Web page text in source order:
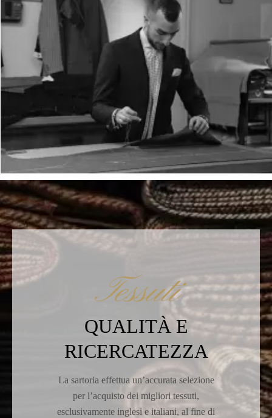
Tessuti
QUALITÀ E
RICERCATEZZA
La sartoria effettua un’accurata selezione
per l’acquisto dei migliori tessuti,
esclusivamente inglesi e italiani, al fine di